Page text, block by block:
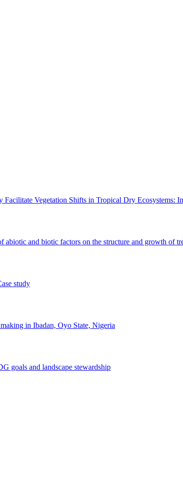
Vegetation Shifts in Tropical Dry Ecosystems:
and biotic factors on the structure and growth of
study
in Ibadan, Oyo State, Nigeria
goals and landscape stewardship